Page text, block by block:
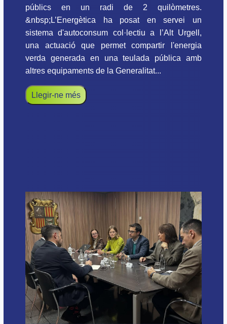
públics en un radi de 2 quilòmetres.
&nbsp;L’Energètica ha posat en servei un
sistema d'autoconsum col·lectiu a l’Alt Urgell,
una actuació que permet compartir l'energia
verda generada en una teulada pública amb
altres equipaments de la Generalitat...
Llegir-ne més